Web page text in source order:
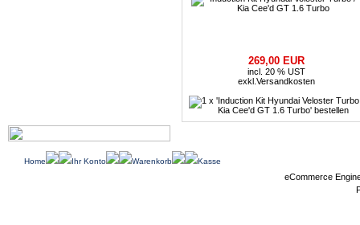
269,00 EUR
incl. 20 % UST
exkl. Versandkosten
Home Ihr Konto Warenkorb Kasse
eCommerce